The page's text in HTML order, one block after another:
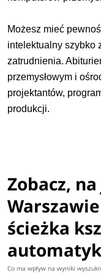
Możesz mieć
intelektualny szybko
zatrudnienia.
przemysłowym i
projektantów,
produkcji.
Zobacz,
ścieżka
Co ma wpływ na wyniki